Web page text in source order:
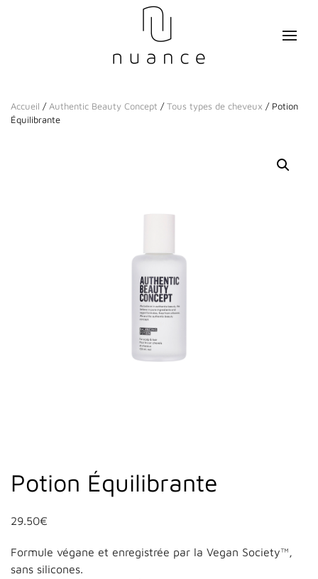
Accueil / Authentic Beauty Concept /Tous types de cheveux / Potion
Équilibrante
Potion Équilibrante
29.50€
Formule végane et enregistrée par la Vegan Society™,
sans silicones.